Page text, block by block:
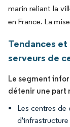
marin reliant la
en France. La
Tendances
serveurs de
Le segment
détenir une part
Les centres de